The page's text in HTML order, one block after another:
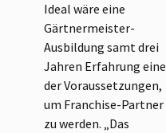
Ideal wäre eine
Gärtnermeister-
Ausbildung samt drei
Jahren Erfahrung eine
der Voraussetzungen,
um Franchise-Partner
zu werden. „Das